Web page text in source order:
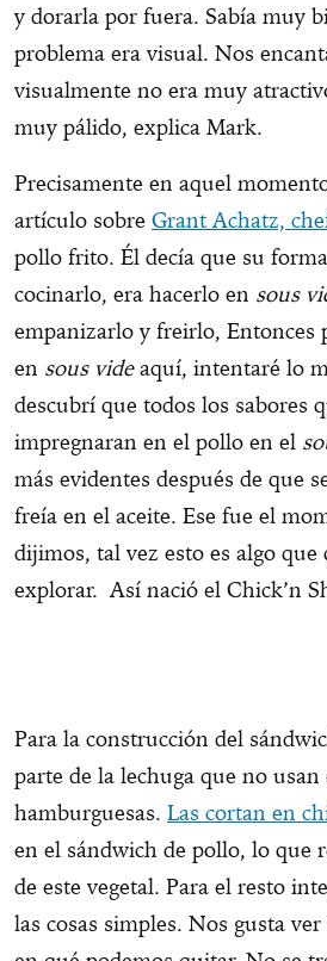
y dorarla por fuera. Sabía muy
problema era visual. Nos
visualmente no era muy
muy pálido, explica Mark.
Precisamente en aquel
artículo sobre Grant Achatz,
pollo frito. Él decía que su
cocinarlo, era hacerlo en sous
empanizarlo y freirlo, Entonces
en sous videaquí, intentaré lo
descubrí que todos los sabores
impregnaran en el pollo en el
más evidentes después de que
freía en el aceite. Ese fue el
dijimos, tal vez esto es algo que
explorar. Así nació el Chick’n
Para la construcción del
parte de la lechuga que no usan
hamburguesas. Las cortan en
en el sándwich de pollo, lo que
de este vegetal. Para el resto
las cosas simples. Nos gusta